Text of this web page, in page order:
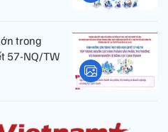
trong
57-NQ/TW